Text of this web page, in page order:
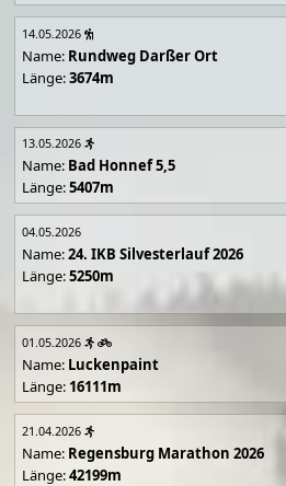
14.05.2026
Name: Rundweg Darßer Ort
Länge:3674m
13.05.2026
Name: Bad Honnef 5,5
Länge:5407m
04.05.2026
Name:24. IKB Silvesterlauf 2026
Länge:5250m
01.05.2026
Name: Luckenpaint
Länge: 16111m
21.04.2026
Name: Regensburg Marathon 2026
Länge:42199m